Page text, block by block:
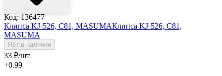
Код: 136477
Клипса KJ-526, C81, MASUMAКлипса KJ-526, C81,
MASUMA
Нет в наличии
33 ₽/шт
+0.99